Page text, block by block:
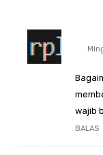
wajib
BALAS